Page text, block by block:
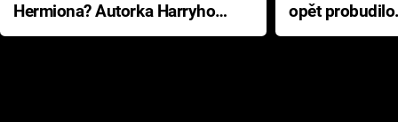
Hermiona? Autorka Harryho
Pottera přišla s ráznou
opět
přichází s